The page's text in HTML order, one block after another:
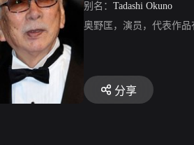
别名： Tadashi Okuno
奥野匡，演员，代表作品
分享